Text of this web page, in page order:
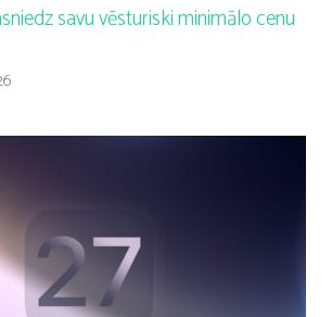
savu vēsturiski minimālo cenu